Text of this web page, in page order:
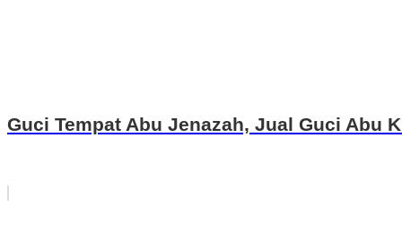
Guci Tempat Abu Jenazah, Jual Guci Abu